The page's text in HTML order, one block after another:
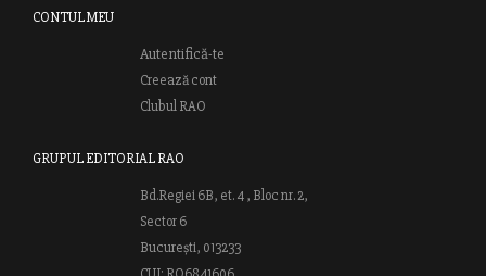
CONTUL MEU
Autentifică-te
Creează cont
Clubul RAO
GRUPUL EDITORIAL RAO
Bd.Regiei 6B, et. 4 , Bloc nr. 2,
Sector 6
București, 013233